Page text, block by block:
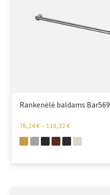
Rankenėlė baldams Bar569
76,24€– 110,32€